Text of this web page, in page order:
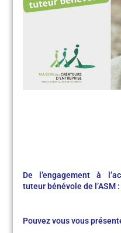
De l’engagement à
tuteur bénévole de l’ASM
Pouvez vous vous